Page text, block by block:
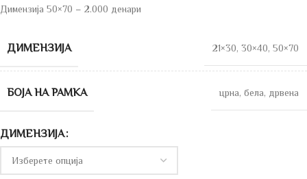
Димензија 50×70 – 2.000 денари
ДИМЕНЗИЈА 21×30, 30×40, 50×70
БОЈА НА РАМКА црна, бела, дрвена
ДИМЕНЗИЈА